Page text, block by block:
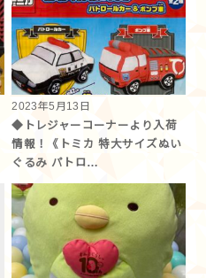
2023年5月13日
◆トレジャーコーナーより入荷
情報！《トミカ 特大サイズぬい
ぐるみ パトロ…